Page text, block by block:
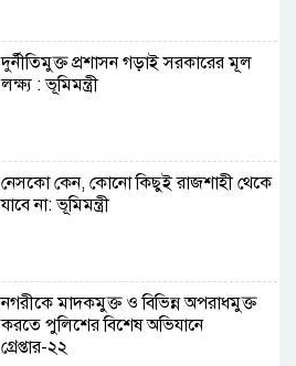
দুর্নীতিমুক্ত প্রশাসন গড়াই সরকারের মূল
লক্ষ্য : ভূমিমন্ত্রী
নেসকো কেন, কোনো কিছুই রাজশাহী থেকে
যাবে না: ভূমিমন্ত্রী
নগরীকে মাদকমুক্ত ও বিভিন্ন অপরাধমুক্ত
করতে পুলিশের বিশেষ অভিযানে
গ্রেপ্তার-২২